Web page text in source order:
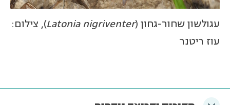
עגולשון שחור-גחון (Latonia nigriventer), צילום:
עוז ריטנר